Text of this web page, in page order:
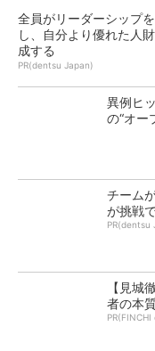
全員がリーダーシップ
し、自分より優れた人
成する
PR(dentsu Japan)
異例ヒ
の“オー
チーム
が挑戦
PR(dentsu
【見城
者の本
PR(FINCHI